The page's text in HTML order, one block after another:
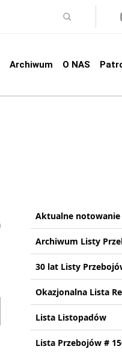
Archiwum O NAS
Aktualne notowanie
Archiwum Listy
30 lat Listy
Okazjonalna Lista
Lista Listopadów
Lista Przebojów #